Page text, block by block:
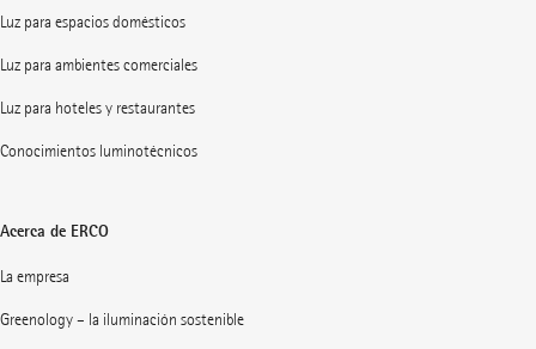
Luz para espacios domésticos
Luz para ambientes comerciales
Luz para hoteles y restaurantes
Conocimientos luminotécnicos
Acerca de ERCO
La empresa
Greenology – la iluminación sostenible